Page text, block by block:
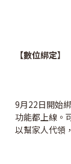
【數位綁定】
9月22日開始
功能都上線。
以幫家人代領